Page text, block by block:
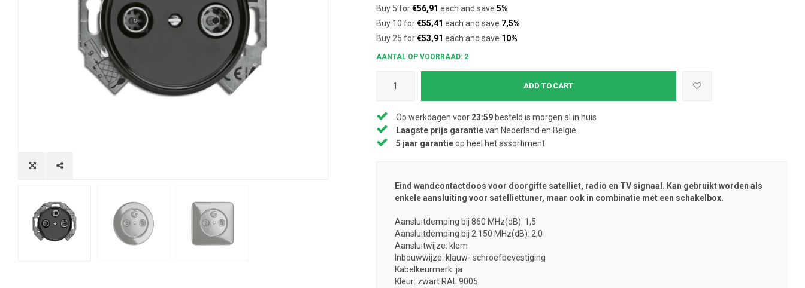
Buy 5 for€56,91 each and save 5%
Buy 10 for€55,41 each and save 7,5%
Buy 25 for€53,91 each and save 10%
AANTAL OP VOORRAAD: 2
ADD TO CART
Op werkdagen voor 23:59besteld is morgen al in huis
Laagste prijs garantievan Nederland en België
5 jaar garantieop heel het assortiment
Eind wandcontactdoos voor doorgifte satelliet, radio en TV signaal. Kan gebruikt worden als
enkele aansluiting voor satelliettuner, maar ook in combinatie met een schakelbox.
Aansluitdemping bij 860 MHz(dB): 1,5
Aansluitdemping bij 2.150 MHz(dB): 2,0
Aansluitwijze: klem
Inbouwwijze: klauw- schroefbevestiging
Kabelkeurmerk: ja
Kleur: zwart RAL 9005